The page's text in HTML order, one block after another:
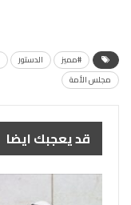
#مميز الدستور
مجلس الأمة
قد يعجبك ايضا